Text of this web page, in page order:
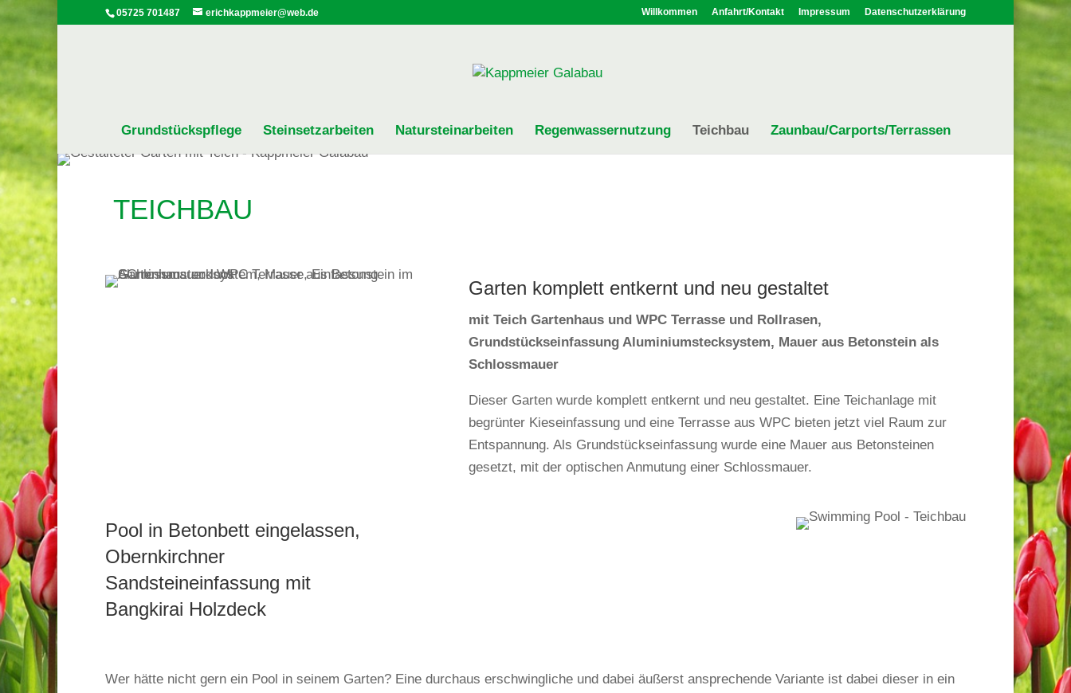
05725 701487 erichkappmeier@web.de Willkommen Anfahrt/Kontakt Impressum Datenschutzerklärung
Grundstückspflege Steinsetzarbeiten Natursteinarbeiten Regenwassernutzung Teichbau Zaunbau/Carports/Terrassen
TEICHBAU
Garten komplett entkernt und neu gestaltet
mit Teich Gartenhaus und WPC Terrasse und Rollrasen,
Grundstückseinfassung Aluminiumstecksystem, Mauer aus Betonstein als
Schlossmauer
Dieser Garten wurde komplett entkernt und neu gestaltet. Eine Teichanlage mit
begrünter Kieseinfassung und eine Terrasse aus WPC bieten jetzt viel Raum zur
Entspannung. Als Grundstückseinfassung wurde eine Mauer aus Betonsteinen
gesetzt, mit der optischen Anmutung einer Schlossmauer.
Pool in Betonbett eingelassen,
Obernkirchner
Sandsteineinfassung mit
Bangkirai Holzdeck
Wer hätte nicht gern ein Pool in seinem Garten? Eine durchaus erschwingliche und dabei äußerst ansprechende Variante ist dabei dieser in ein